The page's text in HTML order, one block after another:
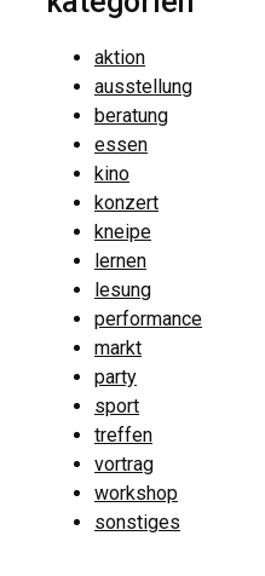
aktion
ausstellung
beratung
essen
kino
konzert
kneipe
lernen
lesung
performance
markt
party
sport
treffen
vortrag
workshop
sonstiges